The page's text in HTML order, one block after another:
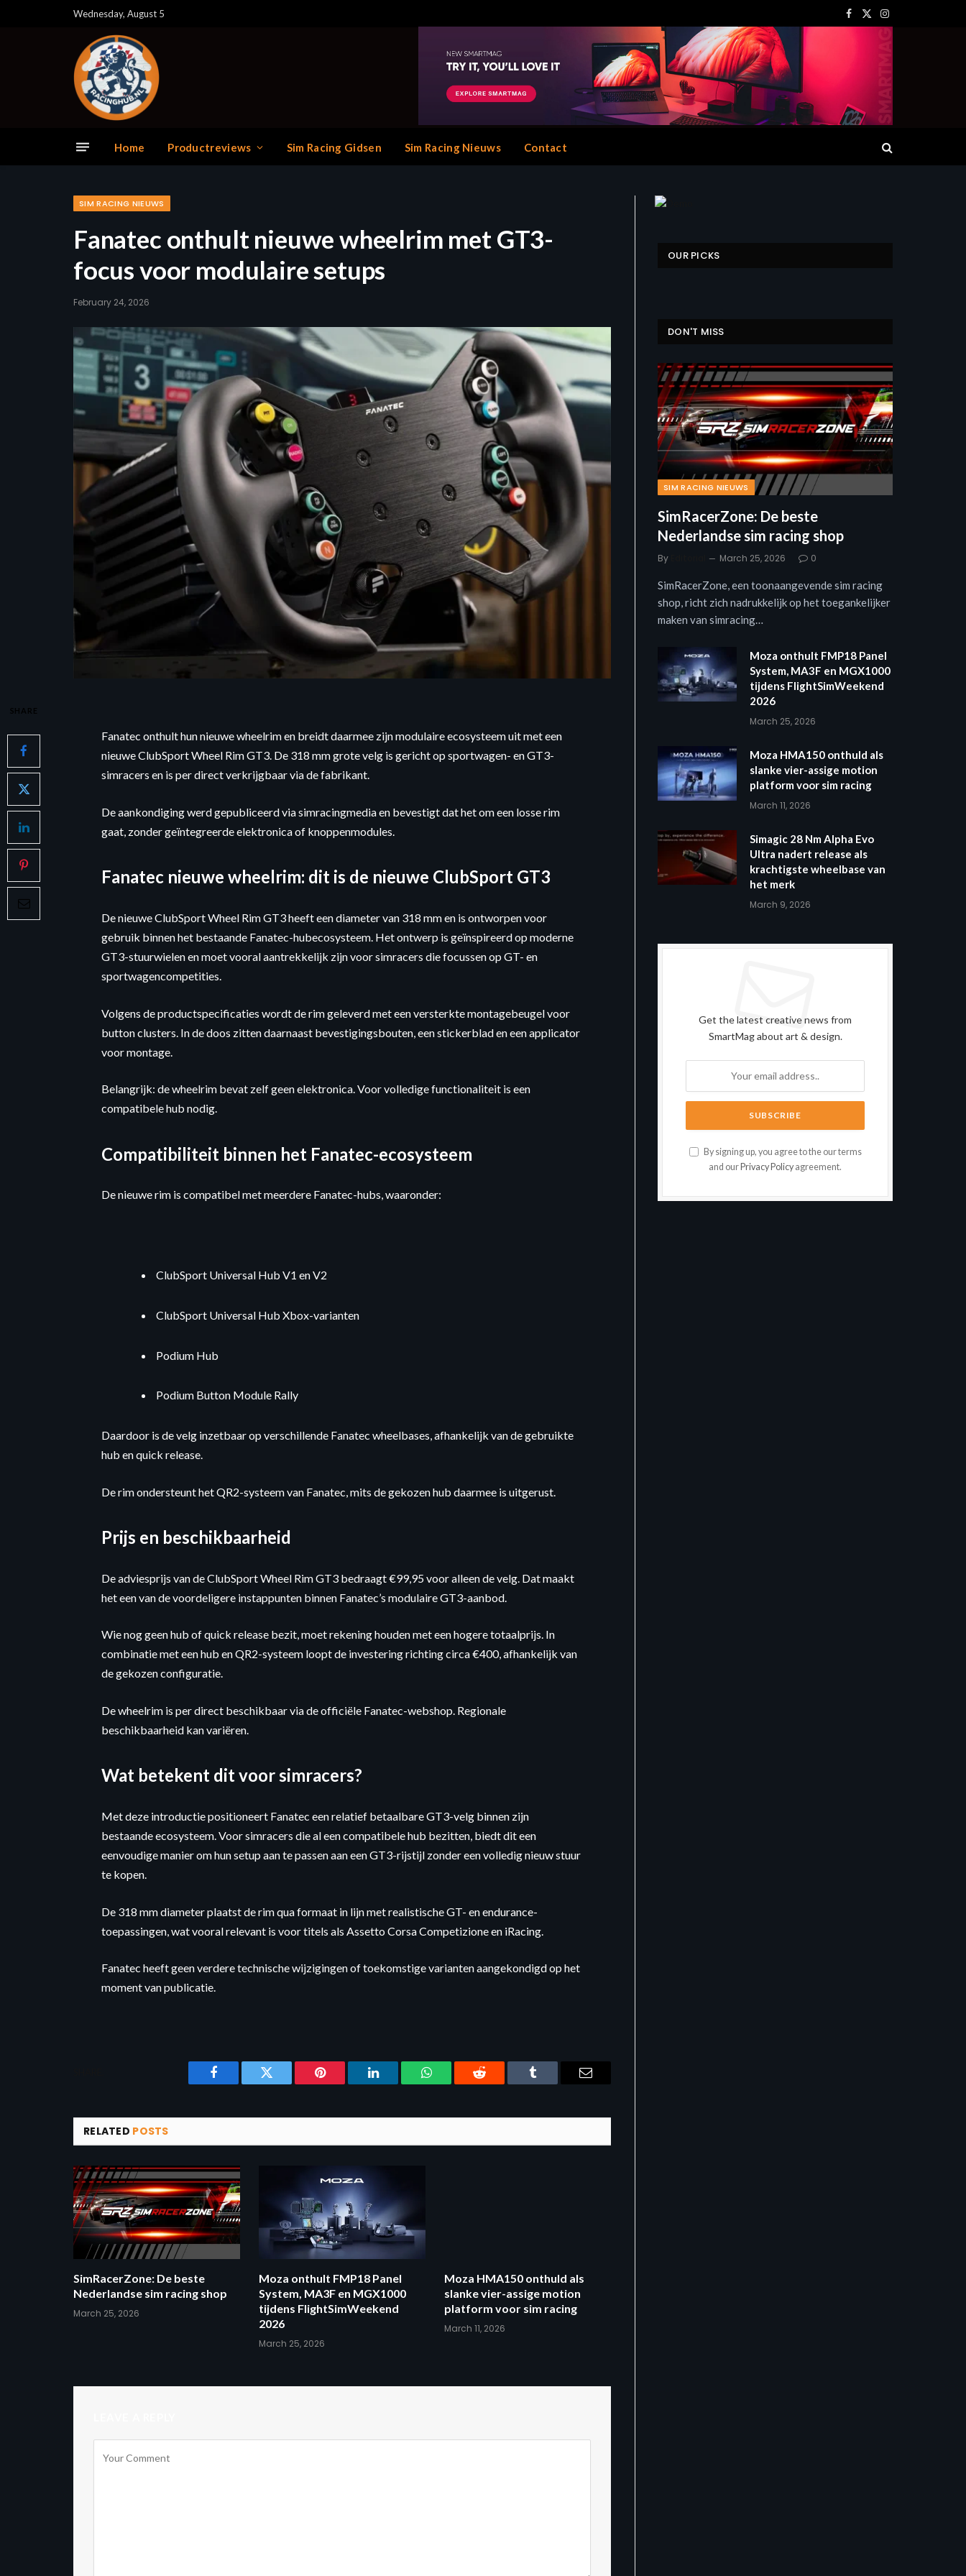
Wednesday, August 5
Facebook
X
Instagram
Home Productreviews Sim Racing Gidsen Sim Racing Nieuws Contact
SIM RACING NIEUWS
Fanatec onthult nieuwe wheelrim met GT3-
focus voor modulaire setups
February 24, 2026
SHARE
Fanatec onthult hun nieuwe wheelrim en breidt daarmee zijn modulaire ecosysteem uit met een
nieuwe ClubSport Wheel Rim GT3. De 318 mm grote velg is gericht op sportwagen- en GT3-
simracers en is per direct verkrijgbaar via de fabrikant.
De aankondiging werd gepubliceerd via simracingmedia en bevestigt dat het om een losse rim
gaat, zonder geïntegreerde elektronica of knoppenmodules.
Fanatec nieuwe wheelrim: dit is de nieuwe ClubSport GT3
De nieuwe ClubSport Wheel Rim GT3 heeft een diameter van 318 mm en is ontworpen voor
gebruik binnen het bestaande Fanatec-hubecosysteem. Het ontwerp is geïnspireerd op moderne
GT3-stuurwielen en moet vooral aantrekkelijk zijn voor simracers die focussen op GT- en
sportwagencompetities.
Volgens de productspecificaties wordt de rim geleverd met een versterkte montagebeugel voor
button clusters. In de doos zitten daarnaast bevestigingsbouten, een stickerblad en een applicator
voor montage.
Belangrijk: de wheelrim bevat zelf geen elektronica. Voor volledige functionaliteit is een
compatibele hub nodig.
Compatibiliteit binnen het Fanatec-ecosysteem
De nieuwe rim is compatibel met meerdere Fanatec-hubs, waaronder:
ClubSport Universal Hub V1 en V2
ClubSport Universal Hub Xbox-varianten
Podium Hub
Podium Button Module Rally
Daardoor is de velg inzetbaar op verschillende Fanatec wheelbases, afhankelijk van de gebruikte
hub en quick release.
De rim ondersteunt het QR2-systeem van Fanatec, mits de gekozen hub daarmee is uitgerust.
Prijs en beschikbaarheid
De adviesprijs van de ClubSport Wheel Rim GT3 bedraagt €99,95 voor alleen de velg. Dat maakt
het een van de voordeligere instappunten binnen Fanatec’s modulaire GT3-aanbod.
Wie nog geen hub of quick release bezit, moet rekening houden met een hogere totaalprijs. In
combinatie met een hub en QR2-systeem loopt de investering richting circa €400, afhankelijk van
de gekozen configuratie.
De wheelrim is per direct beschikbaar via de officiële Fanatec-webshop. Regionale
beschikbaarheid kan variëren.
Wat betekent dit voor simracers?
Met deze introductie positioneert Fanatec een relatief betaalbare GT3-velg binnen zijn
bestaande ecosysteem. Voor simracers die al een compatibele hub bezitten, biedt dit een
eenvoudige manier om hun setup aan te passen aan een GT3-rijstijl zonder een volledig nieuw stuur
te kopen.
De 318 mm diameter plaatst de rim qua formaat in lijn met realistische GT- en endurance-
toepassingen, wat vooral relevant is voor titels als Assetto Corsa Competizione en iRacing.
Fanatec heeft geen verdere technische wijzigingen of toekomstige varianten aangekondigd op het
moment van publicatie.
Facebook Twitter Pinterest LinkedIn WhatsAppReddit Tumblr Email
RELATED POSTS
SimRacerZone: De beste
Nederlandse sim racing shop
March 25, 2026
Moza onthult FMP18 Panel
System, MA3F en MGX1000
tijdens FlightSimWeekend
2026
March 25, 2026
Moza HMA150 onthuld als
slanke vier-assige motion
platform voor sim racing
March 11, 2026
OUR PICKS
DON'T MISS
SIM RACING NIEUWS
SimRacerZone: De beste
Nederlandse sim racing shop
By March 25, 2026 0
SimRacerZone, een toonaangevende sim racing
shop, richt zich nadrukkelijk op het toegankelijker
maken van simracing…
Moza onthult FMP18 Panel
System, MA3F en MGX1000
tijdens FlightSimWeekend
2026
March 25, 2026
Moza HMA150 onthuld als
slanke vier-assige motion
platform voor sim racing
March 11, 2026
Simagic 28 Nm Alpha Evo
Ultra nadert release als
krachtigste wheelbase van
het merk
March 9, 2026
Get the latest creative news from
SmartMag about art & design.
By signing up, you agree to the our terms
and our Privacy Policy agreement.